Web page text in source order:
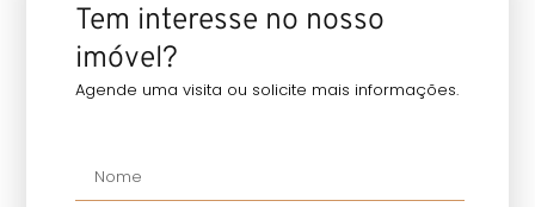
Tem interesse no nosso
imóvel?
Agende uma visita ou solicite mais informações.